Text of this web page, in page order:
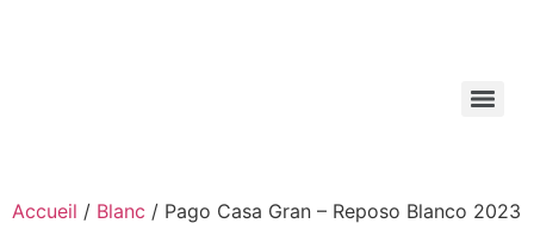
Accueil / Blanc / Pago Casa Gran – Reposo Blanco 2023